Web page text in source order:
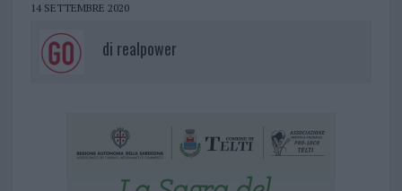
14 SETTEMBRE 2020
di realpower